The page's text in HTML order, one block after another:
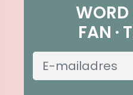
WORD
FAN